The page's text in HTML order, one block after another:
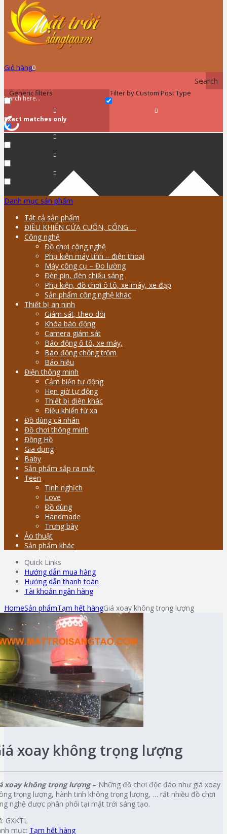
Giỏ hàng0
Search
Generic filters
Exact matches only
Filter by Custom Post Type
Danh mục sản phẩm
Tất cả sản phẩm
ĐIỀU KHIỂN CỬA CUỐN, CỔNG …
Công nghệ
Đồ chơi công nghệ
Phụ kiện máy tính – điện thoại
Máy công cụ – Đo lường
Đèn pin, đèn chiếu sáng
Phụ kiện, đồ chơi ô tô, xe máy, xe đạp
Sản phẩm công nghệ khác
Thiết bị an ninh
Giám sát, theo dõi
Khóa báo động
Camera giám sát
Báo động ô tô, xe máy,
Báo động chống trộm
Báo hiệu
Điện thông minh
Cảm biến tự động
Hẹn giờ tự động
Thiết bị điện khác
Điều khiển từ xa
Đồ dùng cá nhân
Đồ chơi thông minh
Đồng Hồ
Gia dụng
Baby
Sản phẩm sắp ra mắt
Teen
Tinh nghịch
Love
Đồ dùng
Handmade
Trưng bày
Ảo thuật
Sản phẩm khác
Quick Links
Hướng dẫn mua hàng
Hướng dẫn thanh toán
Tài khoản ngân hàng
HomeSản phẩmTạm hết hàngGiá xoay không trọng lượng
xoay không trọng lượng
xoay không trọng lượng– Những đồ chơi độc đáo như giá xoay
trọng lượng, hành tinh không trọng lượng, … rất nhiều đồ chơi
nghệ được phân phối tại mặt trới sáng tạo.
GXKTL
mục: Tạm hết hàng